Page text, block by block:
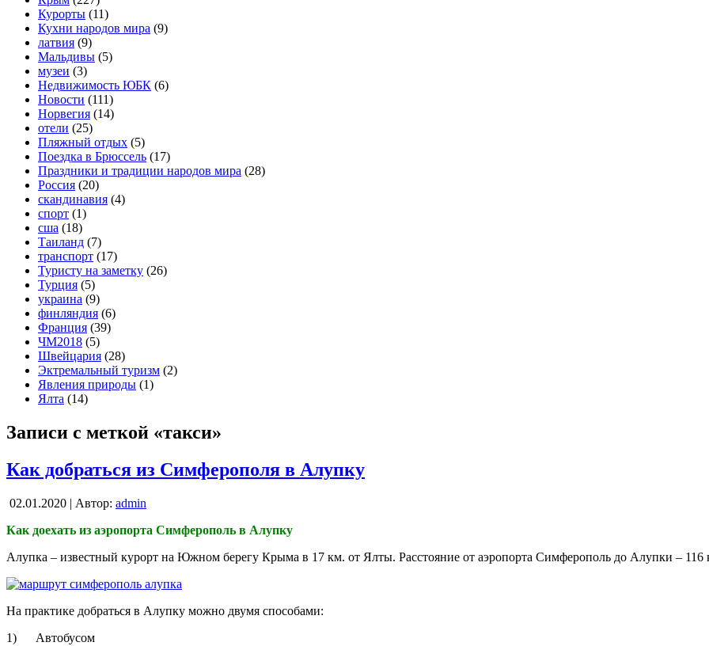
Курорты (11)
Кухни народов мира (9)
латвия (9)
Мальдивы (5)
музеи (3)
Недвижимость ЮБК (6)
Новости (111)
Норвегия (14)
отели (25)
Пляжный отдых (5)
Поездка в Брюссель (17)
Праздники и традиции народов мира (28)
Россия (20)
скандинавия (4)
спорт (1)
сша (18)
Таиланд (7)
транспорт (17)
Туристу на заметку (26)
Турция (5)
украина (9)
финляндия (6)
Франция (39)
ЧМ2018 (5)
Швейцария (28)
Эктремальный туризм (2)
Явления природы (1)
Ялта (14)
Записи с меткой «такси»
Как добраться из Симферополя в Алупку
02.01.2020 | Автор: admin
Как доехать из аэропорта Симферополь в Алупку
Алупка – известный курорт на Южном берегу Крыма в 17 км. от Ялты. Расстояние от аэропорта Симферополь до Алупки – 116
На практике добраться в Алупку можно двумя способами:
1) Автобусом